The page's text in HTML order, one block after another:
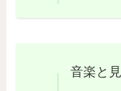
音楽と